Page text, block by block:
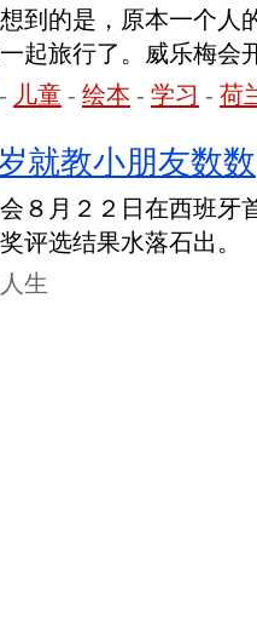
到的是，原本一个人
起旅行了。威乐梅会
- 儿童 - 绘本 - 学习 - 荷
就教小朋友数数
８月２２日在西班牙
评选结果水落石出。
生